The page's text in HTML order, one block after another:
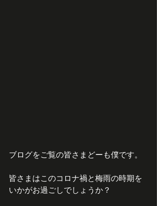
ブログをご覧の皆さまどーも僕です。
皆さまはこのコロナ禍と梅雨の時期を
いかがお過ごしでしょうか？